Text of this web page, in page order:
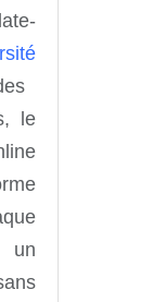
le
un